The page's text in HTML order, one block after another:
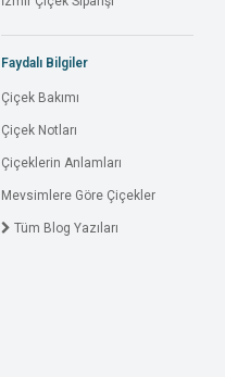
Faydalı Bilgiler
Çiçek Bakımı
Çiçek Notları
Çiçeklerin Anlamları
Mevsimlere Göre Çiçekler
Tüm Blog Yazıları